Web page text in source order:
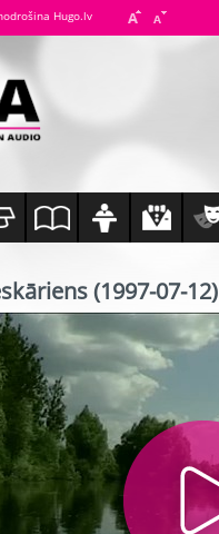
Hugo.lv
(1997-07-12)